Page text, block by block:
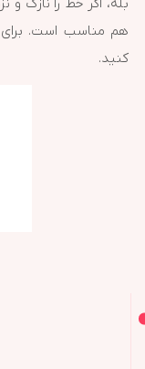
بله، اگر خط را نازک و
هم مناسب است. برای
کنید.